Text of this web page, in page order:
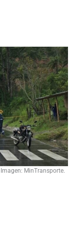
MinTransporte.